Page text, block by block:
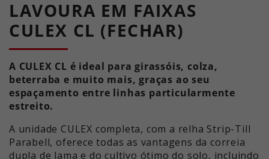
LAVOURA EM FAIXAS
CULEX CL (FECHAR)
A CULEX CL é ideal para girassóis, colza,
beterraba e muito mais, graças ao seu
espaçamento entre linhas particularmente
estreito.
A unidade CULEX completa, com a relha Strip-Till
Parabell, oferece todas as vantagens da correia
dupla de lama e do cultivo ótimo do solo, incluindo
Objetivo
Este valor guarda as suas
definições de consentimento. Entre
outras coisas, um ID gerado
armazenamento histórico das
definições que efectuou, se o
operador do sítio Web o tiver
Objetivo
acompanhar a utilização do sítio
Web para o relatório analítico do
sítio Web. Os cookies armazenam
atribuem um número gerado
aleatoriamente para identificar
visitantes únicos.
Nome _ga_xxxxxxxxxx
Fornecedor Google LLC